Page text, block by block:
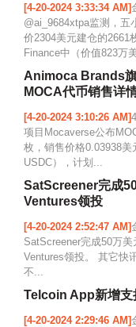
[4-20-2024 3:33:34 AM]
@ai_9684xtpa监测，五
价2304美元建仓的2661
Finance中（价值823万
Animoca Brands
MOCA代币销售详
[4-20-2024 3:10:26 AM]
项目Mocaverse公布
枚，销售价格0.03938美
USDC），计划...
SatScreener完成
Ventures领投
[4-20-2024 2:52:47 AM]
SatScreener完成50万
Ventures领投。 其它快
不...
Telcoin App新增支
[4-20-2024 2:29:46 AM]